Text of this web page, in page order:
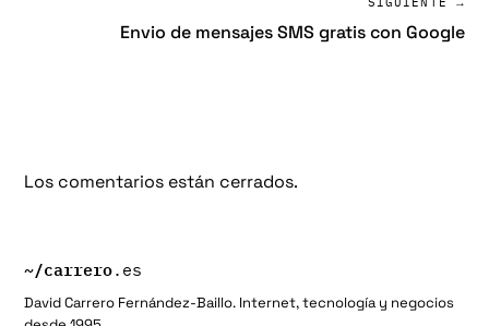
Envio de mensajes SMS gratis con Google
Los comentarios están cerrados.
~/carrero.es
David Carrero Fernández-Baillo. Internet, tecnología y negocios